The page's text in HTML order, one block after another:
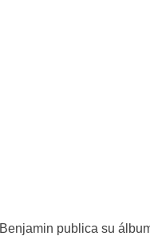
Benjamin publica su